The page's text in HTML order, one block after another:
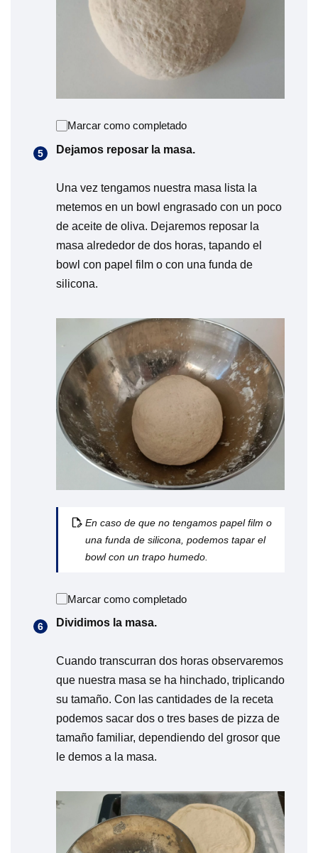
Marcar como completado
Dejamos reposar la masa.
Una vez tengamos nuestra masa lista la
metemos en un bowl engrasado con un poco
de aceite de oliva. Dejaremos reposar la
masa alrededor de dos horas, tapando el
bowl con papel film o con una funda de
silicona.
En caso de que no tengamos papel film o
una funda de silicona, podemos tapar el
bowl con un trapo humedo.
Marcar como completado
Dividimos la masa.
Cuando transcurran dos horas observaremos
que nuestra masa se ha hinchado, triplicando
su tamaño. Con las cantidades de la receta
podemos sacar dos o tres bases de pizza de
tamaño familiar, dependiendo del grosor que
le demos a la masa.